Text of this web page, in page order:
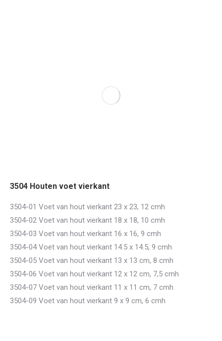
3504 Houten voet vierkant
3504-01 Voet van hout vierkant 23 x 23, 12 cmh
3504-02 Voet van hout vierkant 18 x 18, 10 cmh
3504-03 Voet van hout vierkant 16 x 16, 9 cmh
3504-04 Voet van hout vierkant 14.5 x 14.5, 9 cmh
3504-05 Voet van hout vierkant 13 x 13 cm, 8 cmh
3504-06 Voet van hout vierkant 12 x 12 cm, 7,5 cmh
3504-07 Voet van hout vierkant 11 x 11 cm, 7 cmh
3504-09 Voet van hout vierkant 9 x 9 cm, 6 cmh